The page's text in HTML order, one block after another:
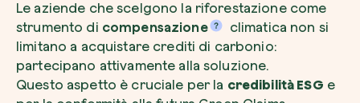
Le aziende che scelgono la riforestazione come
strumento di compensazione
climatica non si
limitano a acquistare crediti di carbonio:
partecipano attivamente alla soluzione.
Questo aspetto è cruciale per la credibilità ESG e